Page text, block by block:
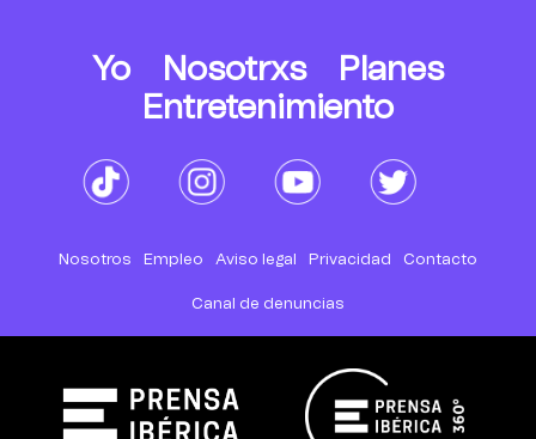
Yo Nosotrxs
Planes
Entretenimiento
Nosotros Empleo Aviso legal Privacidad Contacto
Canal de denuncias